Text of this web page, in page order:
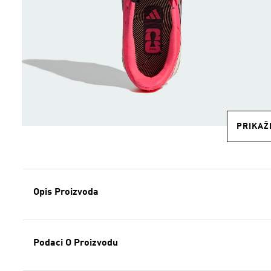
Opis Proizvoda
Podaci O Proizvodu